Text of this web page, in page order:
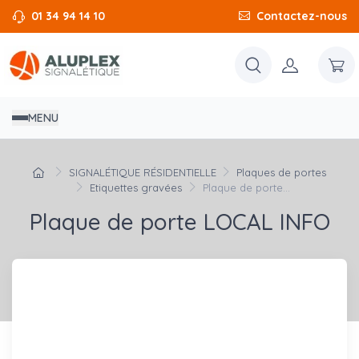
01 34 94 14 10 Contactez-nous
MENU
SIGNALÉTIQUE RÉSIDENTIELLE
Plaques de portes
Etiquettes gravées
Plaque de porte...
Plaque de porte LOCAL INFO